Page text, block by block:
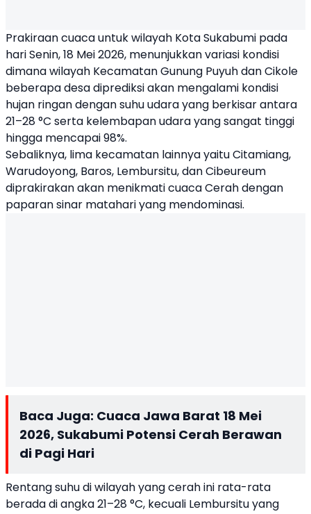
Prakiraan cuaca untuk wilayah Kota Sukabumi pada
hari Senin, 18 Mei 2026, menunjukkan variasi kondisi
dimana wilayah Kecamatan Gunung Puyuh dan Cikole
beberapa desa diprediksi akan mengalami kondisi
hujan ringan dengan suhu udara yang berkisar antara
21–28 °C serta kelembapan udara yang sangat tinggi
hingga mencapai 98%.
Sebaliknya, lima kecamatan lainnya yaitu Citamiang,
Warudoyong, Baros, Lembursitu, dan Cibeureum
diprakirakan akan menikmati cuaca Cerah dengan
paparan sinar matahari yang mendominasi.
Baca Juga: Cuaca Jawa Barat 18 Mei
2026, Sukabumi Potensi Cerah Berawan
di Pagi Hari
Rentang suhu di wilayah yang cerah ini rata-rata
berada di angka 21–28 °C, kecuali Lembursitu yang